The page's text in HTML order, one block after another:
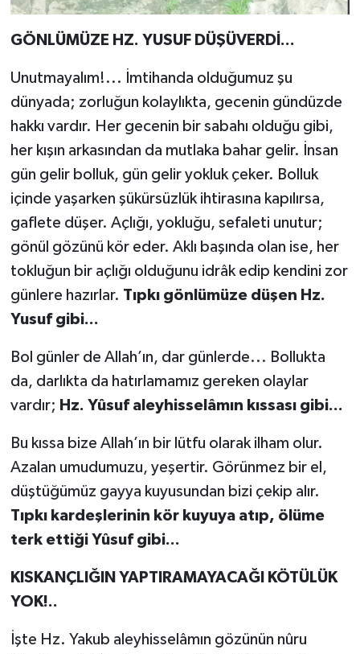
GÖNLÜMÜZE HZ. YUSUF DÜŞÜVERDİ...
Unutmayalım!... İmtihanda olduğumuz şu
dünyada; zorluğun kolaylıkta, gecenin gündüzde
hakkı vardır. Her gecenin bir sabahı olduğu gibi,
her kışın arkasından da mutlaka bahar gelir. İnsan
gün gelir bolluk, gün gelir yokluk çeker. Bolluk
içinde yaşarken şükürsüzlük ihtirasına kapılırsa,
gaflete düşer. Açlığı, yokluğu, sefaleti unutur;
gönül gözünü kör eder. Aklı başında olan ise, her
tokluğun bir açlığı olduğunu idrâk edip kendini zor
günlere hazırlar. Tıpkı gönlümüze düşen Hz.
Yusuf gibi...
Bol günler de Allah’ın, dar günlerde... Bollukta
da, darlıkta da hatırlamamız gereken olaylar
vardır; Hz. Yûsuf aleyhisselâmın kıssası gibi...
Bu kıssa bize Allah’ın bir lütfu olarak ilham olur.
Azalan umudumuzu, yeşertir. Görünmez bir el,
düştüğümüz gayya kuyusundan bizi çekip alır.
Tıpkı kardeşlerinin kör kuyuya atıp, ölüme
terk ettiği Yûsuf gibi...
KISKANÇLIĞIN YAPTIRAMAYACAĞI KÖTÜLÜK
YOK!..
İşte Hz. Yakub aleyhisselâmın gözünün nûru